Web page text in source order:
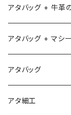
アタバッグ + 牛革
アタバッグ + マシ
1
2
アタバッグ
アタ細工